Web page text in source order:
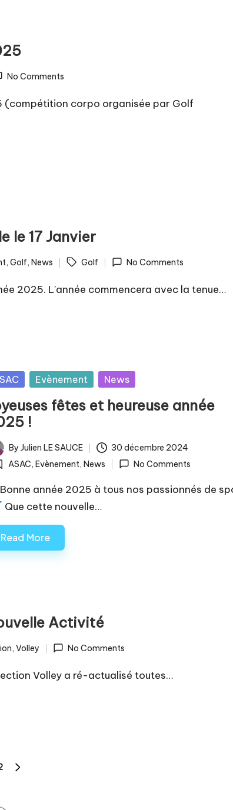
No Comments
(compétition corpo organisée par Golf
le 17 Janvier
, Golf, News Golf No Comments
2025. L'année commencera avec la tenue…
Evènement News
fêtes et heureuse année
!
By Julien LE SAUCE 30 décembre 2024
ASAC, Evènement, News No Comments
Bonne année 2025 à tous nos passionnés de
Que cette nouvelle…
Read More
Activité
, Volley No Comments
Volley a ré-actualisé toutes…